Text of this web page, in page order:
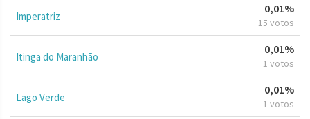
Imperatriz
0,01%
15 votos
Itinga do Maranhão
0,01%
1 votos
Lago Verde
0,01%
1 votos